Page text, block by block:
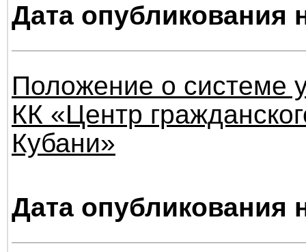
Дата опубликования
Положение о системе
КК «Центр
Кубани»
Дата опубликования